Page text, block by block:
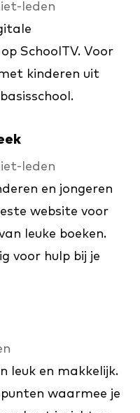
leden
SchoolTV. Voor
kinderen uit
leden
en jongeren
website voor
leuke boeken.
voor hulp bij je
leuk en makkelijk.
waarmee je